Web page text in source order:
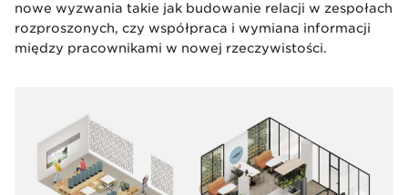
nowe wyzwania takie jak budowanie relacji w zespołach
rozproszonych, czy współpraca i wymiana informacji
między pracownikami w nowej rzeczywistości.